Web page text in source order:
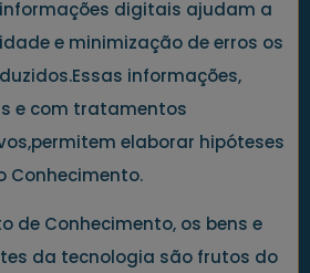
digitais ajudam a
e minimização de erros os
informações,
e com tratamentos
elaborar hipóteses
Conhecimento.
de Conhecimento, os bens e
da tecnologia são frutos do